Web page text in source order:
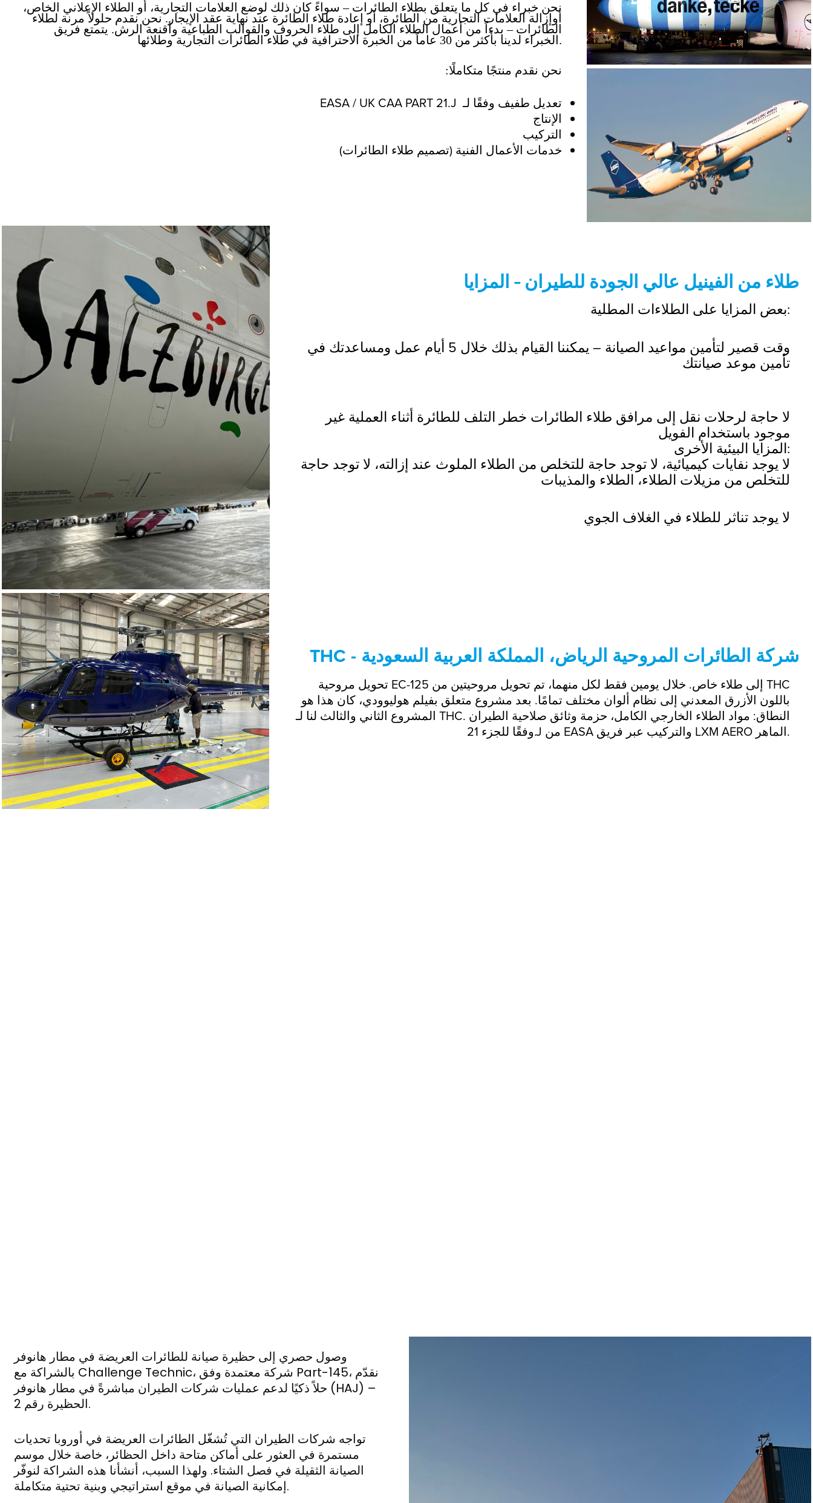
نحن خبراء في كل ما يتعلق بطلاء الطائرات – سواءً كان ذلك لوضع العلامات التجارية، أو الطلاء الإعلاني الخاص،
أو إزالة العلامات التجارية من الطائرة، أو إعادة طلاء الطائرة عند نهاية عقد الإيجار. نحن نقدم حلولاً مرنة لطلاء
الطائرات – بدءاً من أعمال الطلاء الكامل إلى طلاء الحروف و القوالب الطباعية وأقنعة الرش. يتمتع فريق
الخبراء لدينا بأكثر من 30 عاماً من الخبرة الاحترافية في طلاء الطائرات التجارية وطلائها.
:نحن نقدم منتجًا متكاملًا
تعديل طفيف وفقًا لـ EASA / UK CAA PART 21.J
الإنتاج
التركيب
خدمات الأعمال الفنية (تصميم طلاء الطائرات)
طلاء من الفينيل عالي الجودة للطيران - المزايا
بعض المزايا على الطلاءات المطلية:
وقت قصير لتأمين مواعيد الصيانة – يمكننا القيام بذلك خلال 5 أيام عمل ومساعدتك في
تأمين موعد صيانتك
لا حاجة لرحلات نقل إلى مرافق طلاء الطائرات خطر التلف للطائرة أثناء العملية غير
موجود باستخدام الفويل
المزايا البيئية الأخرى:
لا يوجد نفايات كيميائية، لا توجد حاجة للتخلص من الطلاء الملوث عند إزالته، لا توجد حاجة
للتخلص من مزيلات الطلاء، الطلاء والمذيبات
لا يوجد تناثر للطلاء في الغلاف الجوي
THC - شركة الطائرات المروحية الرياض، المملكة العربية السعودية
تحويل مروحية EC-125 إلى طلاء خاص. خلال يومين فقط لكل منهما، تم تحويل مروحيتين من THC
باللون الأزرق المعدني إلى نظام ألوان مختلف تمامًا. بعد مشروع متعلق بفيلم هوليوودي، كان هذا هو
المشروع الثاني والثالث لنا لـ THC. النطاق: مواد الطلاء الخارجي الكامل، حزمة وثائق صلاحية الطيران
وفقًا للجزء 21.J من EASA والتركيب عبر فريق LXM AERO الماهر.
وصول حصري إلى حظيرة صيانة للطائرات العريضة في مطار هانوفر
بالشراكة مع Challenge Technic، شركة معتمدة وفق Part-145، نقدّم
حلاً ذكيًا لدعم عمليات شركات الطيران مباشرةً في مطار هانوفر (HAJ) –
الحظيرة رقم 2.
تواجه شركات الطيران التي تُشغّل الطائرات العريضة في أوروبا تحديات
مستمرة في العثور على أماكن متاحة داخل الحظائر، خاصة خلال موسم
الصيانة الثقيلة في فصل الشتاء. ولهذا السبب، أنشأنا هذه الشراكة لنوفّر
إمكانية الصيانة في موقع استراتيجي وبنية تحتية متكاملة.